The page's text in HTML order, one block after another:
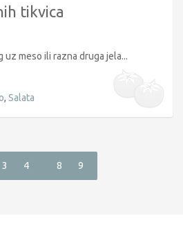
tikvica
meso ili razna druga jela...
, Salata
3 4 8 9